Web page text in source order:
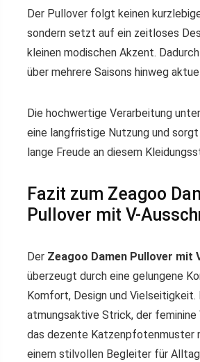
Der Pullover folgt keinen
sondern setzt auf ein zeitloses
kleinen modischen Akzent.
über mehrere Saisons hinweg
Die hochwertige Verarbeitung
eine langfristige Nutzung und
lange Freude an diesem
Fazit zum Zeagoo
Pullover mit V-
Der Zeagoo Damen Pullover mit
überzeugt durch eine gelungene
Komfort, Design und Vielseitigkeit.
atmungsaktive Strick, der
das dezente Katzenpfotenmuster
einem stilvollen Begleiter für